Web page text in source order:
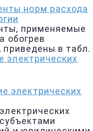
норм расхода
применяемые
обогрев
в табл.
электрических